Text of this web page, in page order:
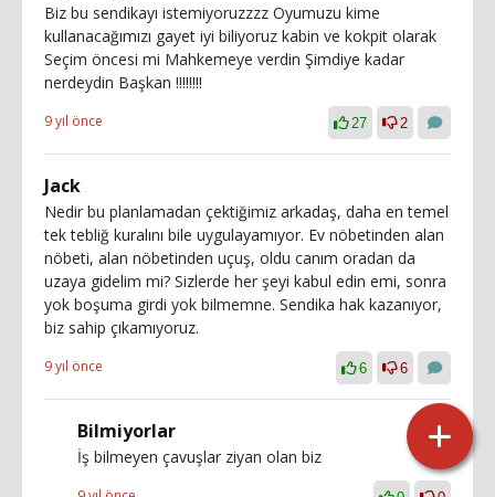
Biz bu sendikayı istemiyoruzzzz Oyumuzu kime
kullanacağımızı gayet iyi biliyoruz kabin ve kokpit olarak
Seçim öncesi mi Mahkemeye verdin Şimdiye kadar
nerdeydin Başkan ‼️‼️‼️‼️
9 yıl önce 27 2
Jack
Nedir bu planlamadan çektiğimiz arkadaş, daha en temel
tek tebliğ kuralını bile uygulayamıyor. Ev nöbetinden alan
nöbeti, alan nöbetinden uçuş, oldu canım oradan da
uzaya gidelim mi? Sizlerde her şeyi kabul edin emi, sonra
yok boşuma girdi yok bilmemne. Sendika hak kazanıyor,
biz sahip çıkamıyoruz.
9 yıl önce 6 6
Bilmiyorlar
İş bilmeyen çavuşlar ziyan olan biz